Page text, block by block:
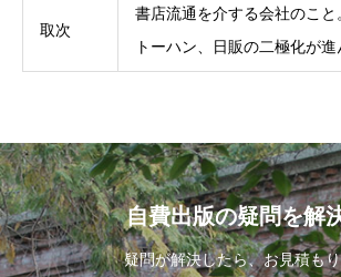
取次
書店流通を介する会社のこと
トーハン、日販の二極化が進
自費出版の疑問を解
疑問が解決したら、お見積も